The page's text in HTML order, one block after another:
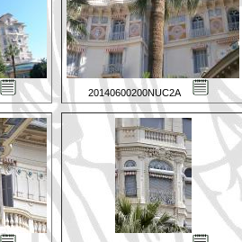
20140600200NUC2A